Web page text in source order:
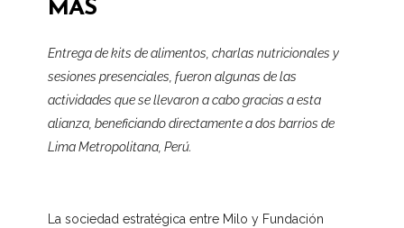
MÁS
Entrega de kits de alimentos, charlas nutricionales y
sesiones presenciales, fueron algunas de las
actividades que se llevaron a cabo gracias a esta
alianza, beneficiando directamente a dos barrios de
Lima Metropolitana, Perú.
La sociedad estratégica entre Milo y Fundación